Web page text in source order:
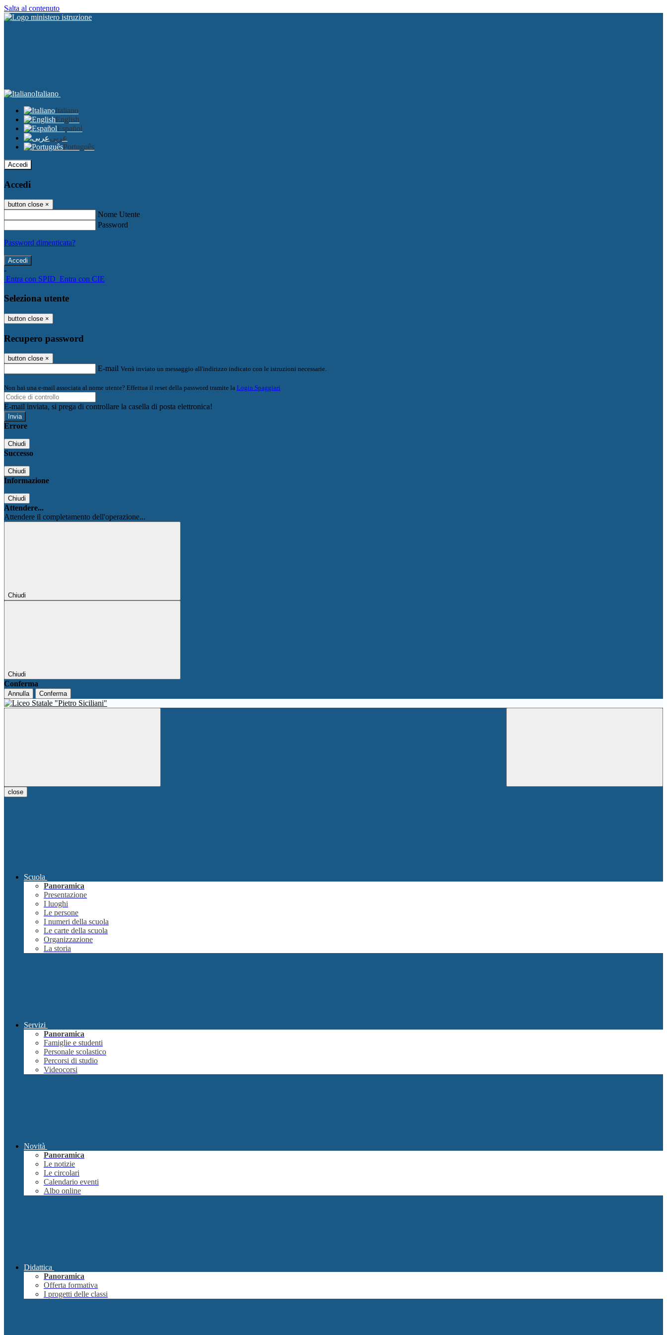
Salta al contenuto
Italiano
Italiano
English
Español
عربى
Português
Accedi
Accedi
button close ×
Nome Utente
Password
Password dimenticata?
-
Entra con SPID Entra con CIE
Seleziona utente
button close ×
Recupero password
button close ×
E-mail Verrà inviato un messaggio all'indirizzo indicato con le istruzioni necessarie.
Non hai una e-mail associata al nome utente? Effettua il reset della password tramite la Login Spaggiari
E-mail inviata, si prega di controllare la casella di posta elettronica!
Errore
Chiudi
Successo
Chiudi
Informazione
Chiudi
Attendere...
Attendere il completamento dell'operazione...
Chiudi
Chiudi
Conferma
Annulla Conferma
close
Scuola
Panoramica
Presentazione
I luoghi
Le persone
I numeri della scuola
Le carte della scuola
Organizzazione
La storia
Servizi
Panoramica
Famiglie e studenti
Personale scolastico
Percorsi di studio
Videocorsi
Novità
Panoramica
Le notizie
Le circolari
Calendario eventi
Albo online
Didattica
Panoramica
Offerta formativa
I progetti delle classi